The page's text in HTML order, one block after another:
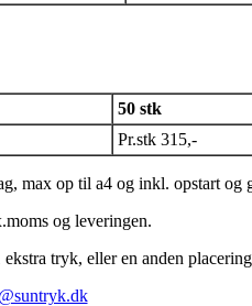
50 stk
Pr.stk 315,-
max op til a4 og inkl. opstart og
og leveringen.
tryk, eller en anden placering